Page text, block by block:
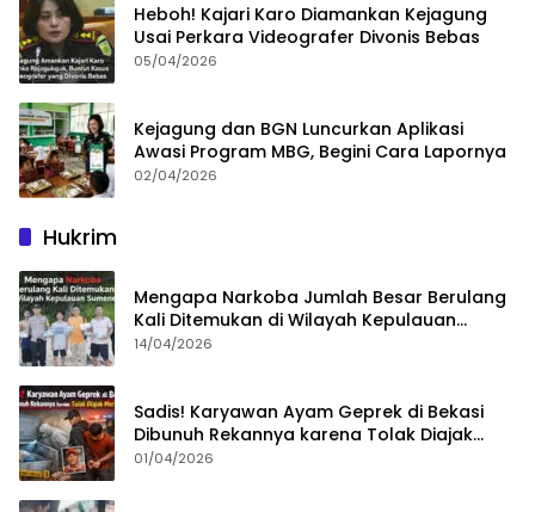
Heboh! Kajari Karo Diamankan Kejagung
Usai Perkara Videografer Divonis Bebas
05/04/2026
Kejagung dan BGN Luncurkan Aplikasi
Awasi Program MBG, Begini Cara Lapornya
02/04/2026
Hukrim
Mengapa Narkoba Jumlah Besar Berulang
Kali Ditemukan di Wilayah Kepulauan
Sumenep?
14/04/2026
Sadis! Karyawan Ayam Geprek di Bekasi
Dibunuh Rekannya karena Tolak Diajak
Merampok Majikan
01/04/2026